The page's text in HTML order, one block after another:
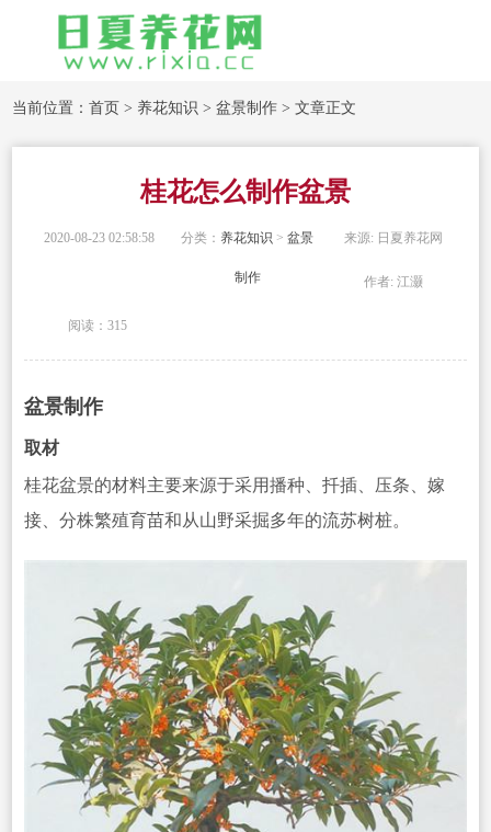
当前位置：首页 > 养花知识 >盆景制作 > 文章正文
桂花怎么制作盆景
2020-08-23 02:58:58 分类： 养花知识 >盆景
制作
来源: 日夏养花网
作者: 江灏
阅读：315
盆景制作
取材
桂花盆景的材料主要来源于采用播种、扦插、压条、嫁
接、分株繁殖育苗和从山野采掘多年的流苏树桩。